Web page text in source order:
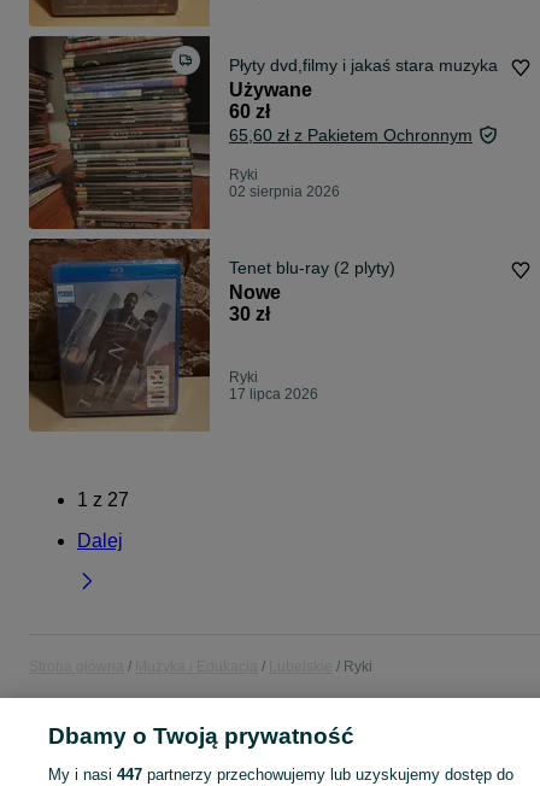
Płyty dvd,filmy i jakaś stara muzyka
Używane
60 zł
65,60 zł z Pakietem Ochronnym
Ryki
02 sierpnia 2026
Tenet blu-ray (2 plyty)
Nowe
30 zł
Ryki
17 lipca 2026
1 z 27
Dalej
Ryki
MUZYKA I EDUKACJA
Dbamy o Twoją prywatność
My i nasi 447partnerzy przechowujemy lub uzyskujemy dostęp do